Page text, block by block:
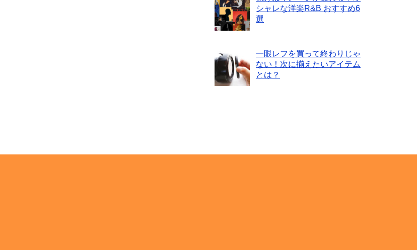
シャレな洋楽R&B おすすめ6
選
一眼レフを買って終わりじゃ
ない！次に揃えたいアイテム
とは？